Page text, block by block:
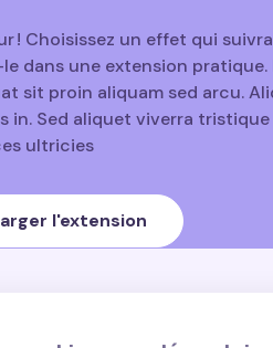
! Choisissez un effet qui
dans une extension pratique.
sit proin aliquam sed arcu.
in. Sed aliquet viverra
ultricies
l'extension